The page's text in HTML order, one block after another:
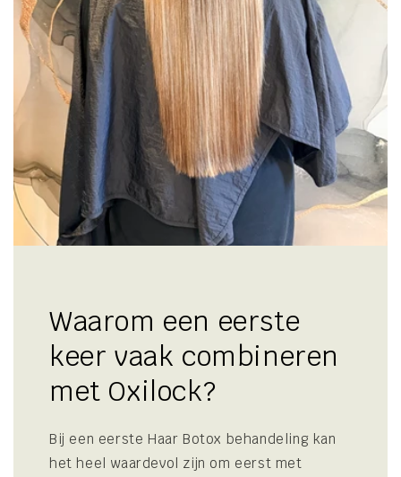
Waarom een eerste
keer vaak combineren
met Oxilock?
Bij een eerste Haar Botox behandeling kan
het heel waardevol zijn om eerst met